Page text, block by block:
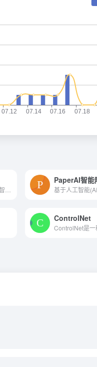
PaperAI智能
ControlNet